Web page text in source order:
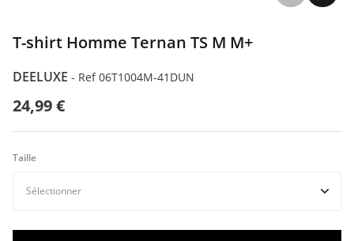
T-shirt Homme Ternan TS M M+
DEELUXE - Ref 06T1004M-41DUN
24,99 €
Taille